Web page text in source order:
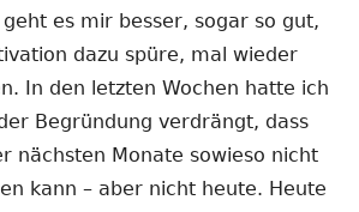
es mir besser, sogar so gut,
dazu spüre, mal wieder
In den letzten Wochen hatte ich
Begründung verdrängt, dass
nächsten Monate sowieso nicht
kann – aber nicht heute. Heute